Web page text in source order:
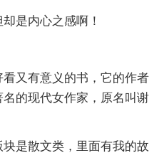
是内心之感啊！
看又有意义的书，它的作者
的现代女作家，原名叫谢
是散文类，里面有我的故